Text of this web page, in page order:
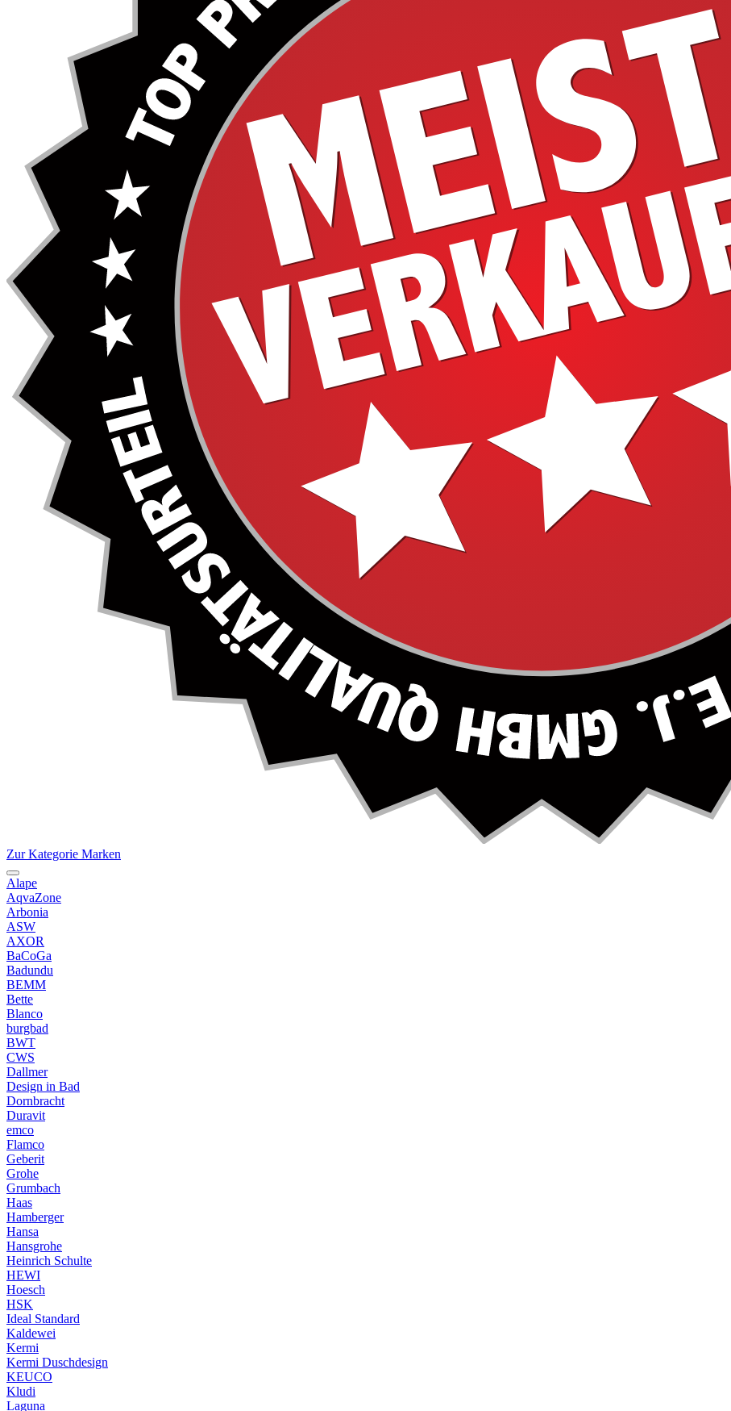
Zur Kategorie Marken
Alape
AqvaZone
Arbonia
ASW
AXOR
BaCoGa
Badundu
BEMM
Bette
Blanco
burgbad
BWT
CWS
Dallmer
Design in Bad
Dornbracht
Duravit
emco
Flamco
Geberit
Grohe
Grumbach
Haas
Hamberger
Hansa
Hansgrohe
Heinrich Schulte
HEWI
Hoesch
HSK
Ideal Standard
Kaldewei
Kermi
Kermi Duschdesign
KEUCO
Kludi
Laguna